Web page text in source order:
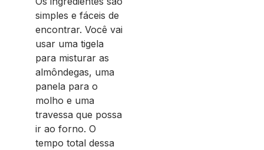
simples e fáceis de
encontrar. Você vai
usar uma tigela
para misturar as
almôndegas, uma
panela para o
molho e uma
travessa que possa
ir ao forno. O
tempo total dessa